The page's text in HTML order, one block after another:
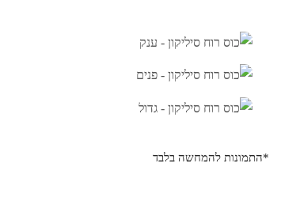
*התמונות להמחשה בלבד